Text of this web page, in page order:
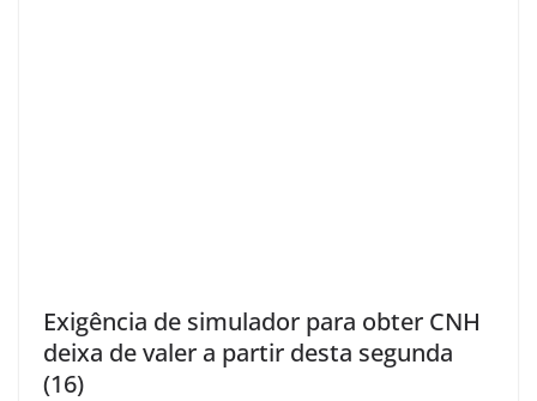
Exigência de simulador para obter CNH
deixa de valer a partir desta segunda
(16)